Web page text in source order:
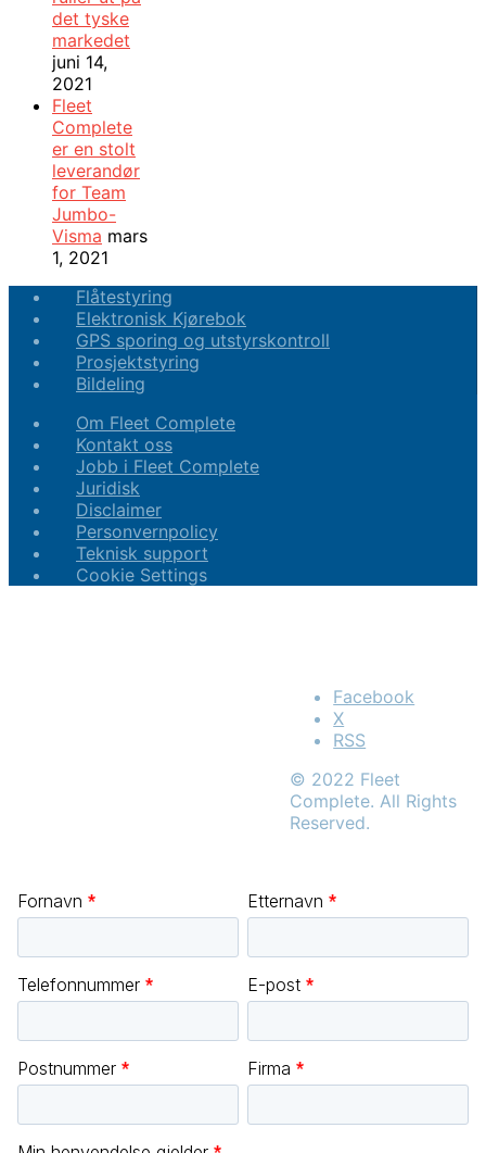
det tyske
markedet
juni 14,
2021
Fleet
Complete
er en stolt
leverandør
for Team
Jumbo-
Visma mars
1, 2021
Flåtestyring
Elektronisk Kjørebok
GPS sporing og utstyrskontroll
Prosjektstyring
Bildeling
Om Fleet Complete
Kontakt oss
Jobb i Fleet Complete
Juridisk
Disclaimer
Personvernpolicy
Teknisk support
Cookie Settings
Facebook
X
RSS
© 2022 Fleet
Complete. All Rights
Reserved.